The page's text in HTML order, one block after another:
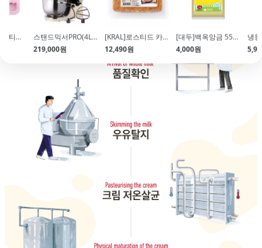
[쉐프메이드]키티얼굴팬(12구)
스탠드믹서PRO(4L\/1000W\/12단\/스테인리스)
219,000원
[KRAL]로스티드 카다이프(500g\/두쫀쿠\/바삭한 식감)
12,490원
[대두]백옥앙금 55M(1kg\/백앙금)
4,000원
냉